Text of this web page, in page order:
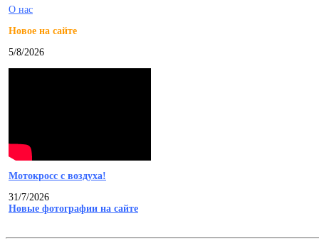
О нас
Новое на сайте
5/8/2026
Мотокросс с воздуха!
31/7/2026
Новые фотографии на сайте